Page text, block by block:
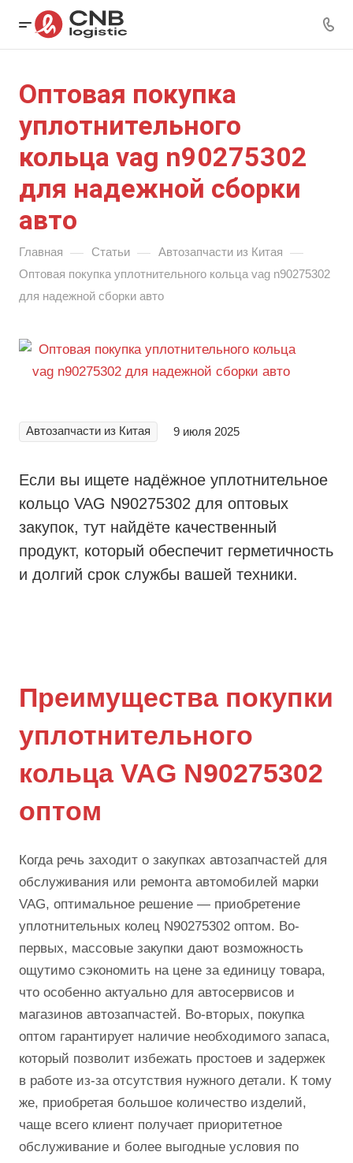
Оптовая покупка
уплотнительного
кольца vag n90275302
для надежной сборки
авто
Главная — Статьи — Автозапчасти из Китая —
Оптовая покупка уплотнительного кольца vag n90275302
для надежной сборки авто
Автозапчасти из Китая 9 июля 2025
Если вы ищете надёжное уплотнительное
кольцо VAG N90275302 для оптовых
закупок, тут найдёте качественный
продукт, который обеспечит герметичность
и долгий срок службы вашей техники.
Преимущества покупки
уплотнительного
кольца VAG N90275302
оптом
Когда речь заходит о закупках автозапчастей для
обслуживания или ремонта автомобилей марки
VAG, оптимальное решение — приобретение
уплотнительных колец N90275302 оптом. Во-
первых, массовые закупки дают возможность
ощутимо сэкономить на цене за единицу товара,
что особенно актуально для автосервисов и
магазинов автозапчастей. Во-вторых, покупка
оптом гарантирует наличие необходимого запаса,
который позволит избежать простоев и задержек
в работе из-за отсутствия нужного детали. К тому
же, приобретая большое количество изделий,
чаще всего клиент получает приоритетное
обслуживание и более выгодные условия по